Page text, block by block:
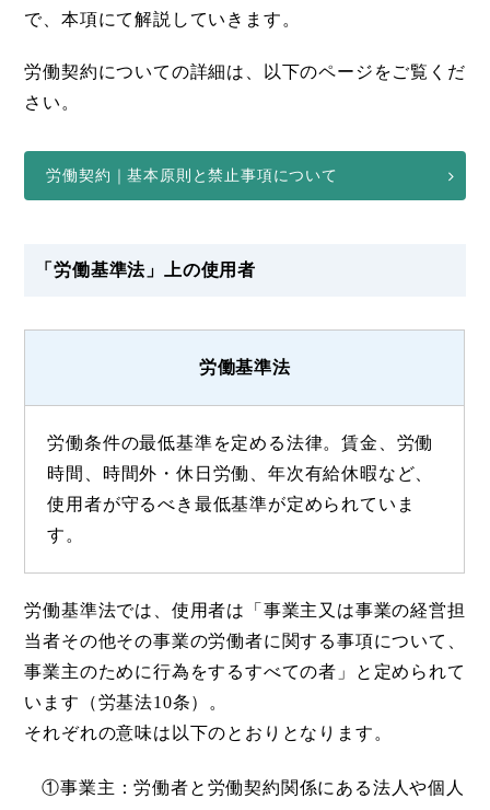
で、本項にて解説していきます。
労働契約についての詳細は、以下のページをご覧くだ
さい。
労働契約｜基本原則と禁止事項について
「労働基準法」上の使用者
労働基準法
労働条件の最低基準を定める法律。賃金、労働
時間、時間外・休日労働、年次有給休暇など、
使用者が守るべき最低基準が定められていま
す。
労働基準法では、使用者は「事業主又は事業の経営担
当者その他その事業の労働者に関する事項について、
事業主のために行為をするすべての者」と定められて
います（労基法10条）。
それぞれの意味は以下のとおりとなります。
①事業主：労働者と労働契約関係にある法人や個人